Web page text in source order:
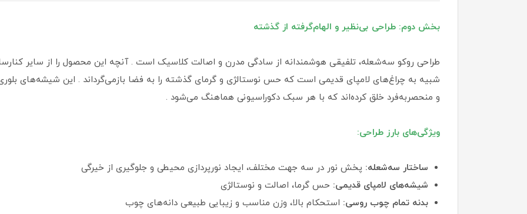
بخش دوم: طراحی بی‌نظیر و الهام‌گرفته از گذشته
طراحی روکو سه‌شعله، تلفیقی هوشمندانه از سادگی مدرن و اصالت کلاسیک است . آنچه این محصول را از سایر
شبیه به چراغ‌های لامپای قدیمی است که حس نوستالژی و گرمای گذشته را به فضا بازمی‌گرداند . این شیشه‌های
و منحصربه‌فرد خلق کرده‌اند که با هر سبک دکوراسیونی هماهنگ می‌شود .
ویژگی‌های بارز طراحی:
ساختار سه‌شعله: پخش نور در سه جهت مختلف، ایجاد نورپردازی محیطی و جلوگیری از خیرگی
شیشه‌های لامپای قدیمی: حس گرما، اصالت و نوستالژی
بدنه تمام چوب روسی: استحکام بالا، وزن مناسب و زیبایی طبیعی دانه‌های چوب